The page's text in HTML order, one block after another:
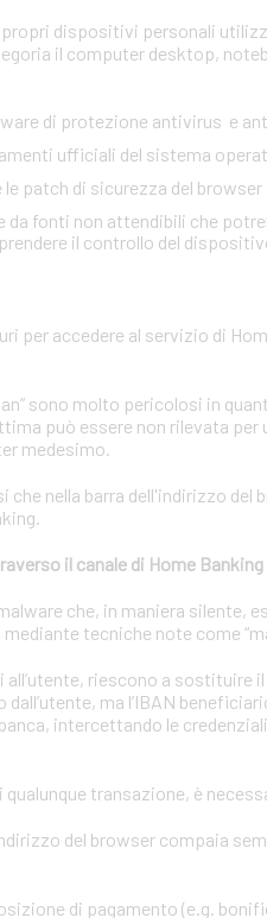
propri dispositivi personali
il computer desktop,
di protezione antivirus e
ufficiali del sistema
patch di sicurezza del
fonti non attendibili che
il controllo del
per accedere al servizio di
sono molto pericolosi in
può essere non rilevata
medesimo.
che nella barra dell'indirizzo
il canale di Home Banking
che, in maniera silente,
tecniche note come
all’utente, riescono a
ma l’IBAN
intercettando le
qualunque transazione, è
del browser compaia
di pagamento (e.g.